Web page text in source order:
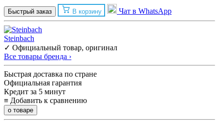
Быстрый заказ В корзину Чат в WhatsApp
Steinbach
✓ Официальный товар, оригинал
Все товары бренда ›
Быстрая доставка по стране
Официальная гарантия
Кредит за 5 минут
≡ Добавить к сравнению
о товаре